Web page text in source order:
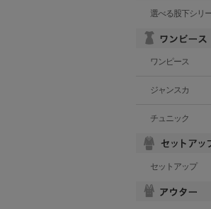
選べる股下シリ
ワンピース
ジャンスカ
チュニック
セットアップ